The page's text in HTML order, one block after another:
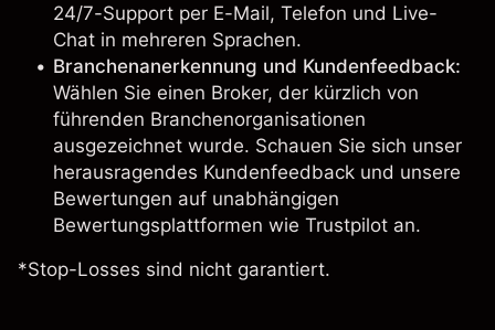
24/7-Support per E-Mail, Telefon und Live-
Chat in mehreren Sprachen.
Branchenanerkennung und Kundenfeedback:
Wählen Sie einen Broker, der kürzlich von
führenden Branchenorganisationen
ausgezeichnet wurde. Schauen Sie sich unser
herausragendes Kundenfeedback und unsere
Bewertungen auf unabhängigen
Bewertungsplattformen wie Trustpilot an.
*Stop-Losses sind nicht garantiert.